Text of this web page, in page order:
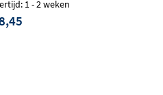
1 - 2 weken